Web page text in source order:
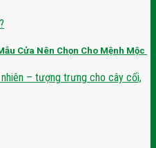
Cửa Nên Chọn Cho Mệnh Mộc
– tượng trưng cho cây cối,